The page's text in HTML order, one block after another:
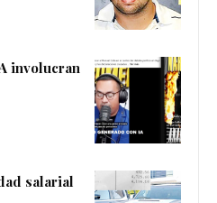
involucran
salarial